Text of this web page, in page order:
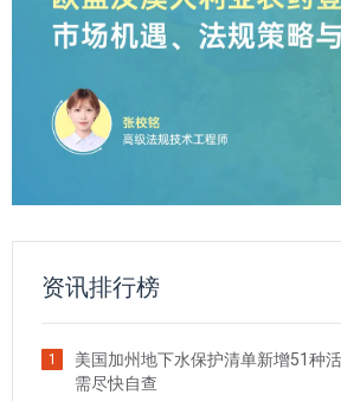
资讯排行榜
1
美国加州地下水保护清单新增51种
需尽快自查